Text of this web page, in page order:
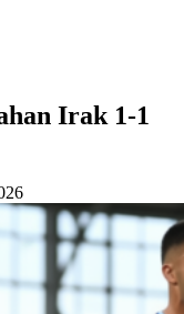
Irak 1-1